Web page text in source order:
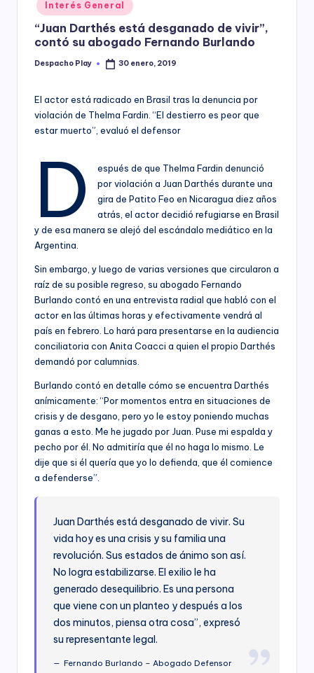
y
in
Interés General
“Juan Darthés está desganado de vivir”,
contó su abogado Fernando Burlando
Posted
Despacho Play 30 enero, 2019
El actor está radicado en Brasil tras la denuncia por
violación de Thelma Fardin. “El destierro es peor que
estar muerto”, evaluó el defensor
D
espués de que Thelma Fardin denunció
por violación a Juan Darthés durante una
gira de Patito Feo en Nicaragua diez años
atrás, el actor decidió refugiarse en Brasil
y de esa manera se alejó del escándalo mediático en la
Argentina.
Sin embargo, y luego de varias versiones que circularon a
raíz de su posible regreso, su abogado Fernando
Burlando contó en una entrevista radial que habló con el
actor en las últimas horas y efectivamente vendrá al
país en febrero. Lo hará para presentarse en la audiencia
conciliatoria con Anita Coacci a quien el propio Darthés
demandó por calumnias.
Burlando contó en detalle cómo se encuentra Darthés
anímicamente: “Por momentos entra en situaciones de
crisis y de desgano, pero yo le estoy poniendo muchas
ganas a esto. Me he jugado por Juan. Puse mi espalda y
pecho por él. No admitiría que él no haga lo mismo. Le
dije que si él quería que yo lo defienda, que él comience
a defenderse”.
Juan Darthés está desganado de vivir. Su
vida hoy es una crisis y su familia una
revolución. Sus estados de ánimo son así.
No logra estabilizarse. El exilio le ha
generado desequilibrio. Es una persona
que viene con un planteo y después a los
dos minutos, piensa otra cosa”, expresó
su representante legal.
Fernando Burlando – Abogado Defensor